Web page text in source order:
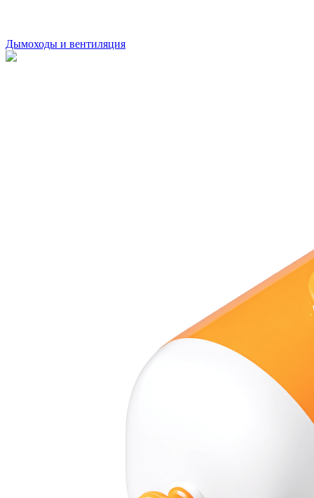
Дымоходы и вентиляция